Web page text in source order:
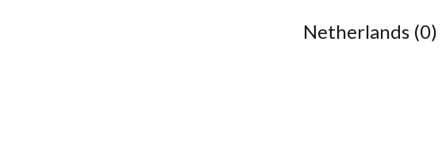
Netherlands (0)